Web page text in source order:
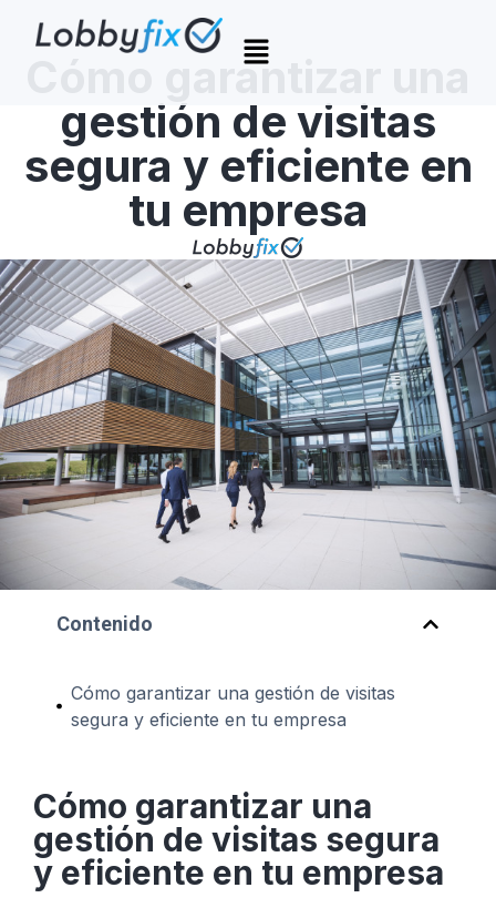
Cómo garantizar una
gestión de visitas
segura y eficiente en
tu empresa
Contenido
Cómo garantizar una gestión de visitas
segura y eficiente en tu empresa
Cómo garantizar una
gestión de visitas segura
y eficiente en tu empresa